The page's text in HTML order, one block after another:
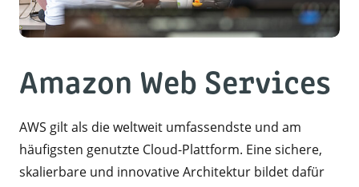
Amazon Web Services
AWS gilt als die weltweit umfassendste und am
häufigsten genutzte Cloud-Plattform. Eine sichere,
skalierbare und innovative Architektur bildet dafür